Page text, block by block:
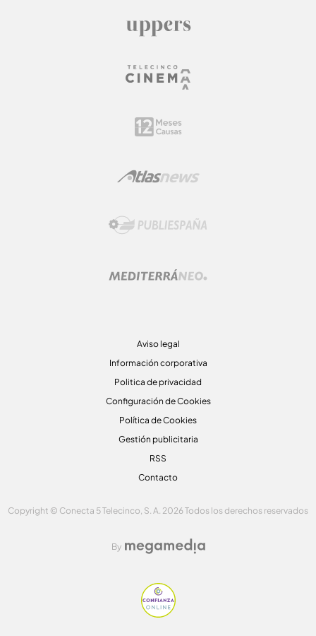
Aviso legal
Información corporativa
Politica de privacidad
Configuración de Cookies
Política de Cookies
Gestión publicitaria
RSS
Contacto
Copyright © Conecta 5 Telecinco, S. A. 2026 Todos los derechos reservados
By